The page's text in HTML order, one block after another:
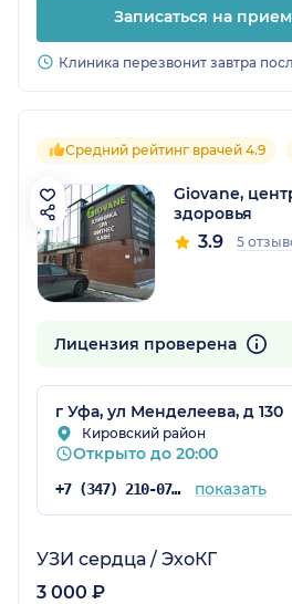
Записаться на прием
Клиника перезвонит завтра
Средний рейтинг врачей 4.9
Giovane,
здоровья
3.9 5
Лицензия проверена
г Уфа, ул Менделеева, д 130
Кировский район
Открыто до 20:00
+7 (347) 210-07-94 показать
УЗИ сердца / ЭхоКГ
3 000 ₽